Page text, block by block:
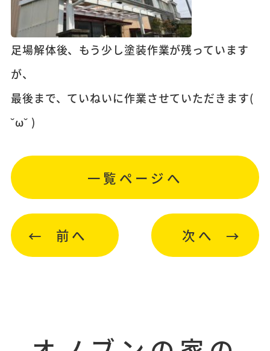
足場解体後、もう少し塗装作業が残っています
が、
最後まで、ていねいに作業させていただきます(
˘ω˘ )
前へ
一覧ページへ
次へ